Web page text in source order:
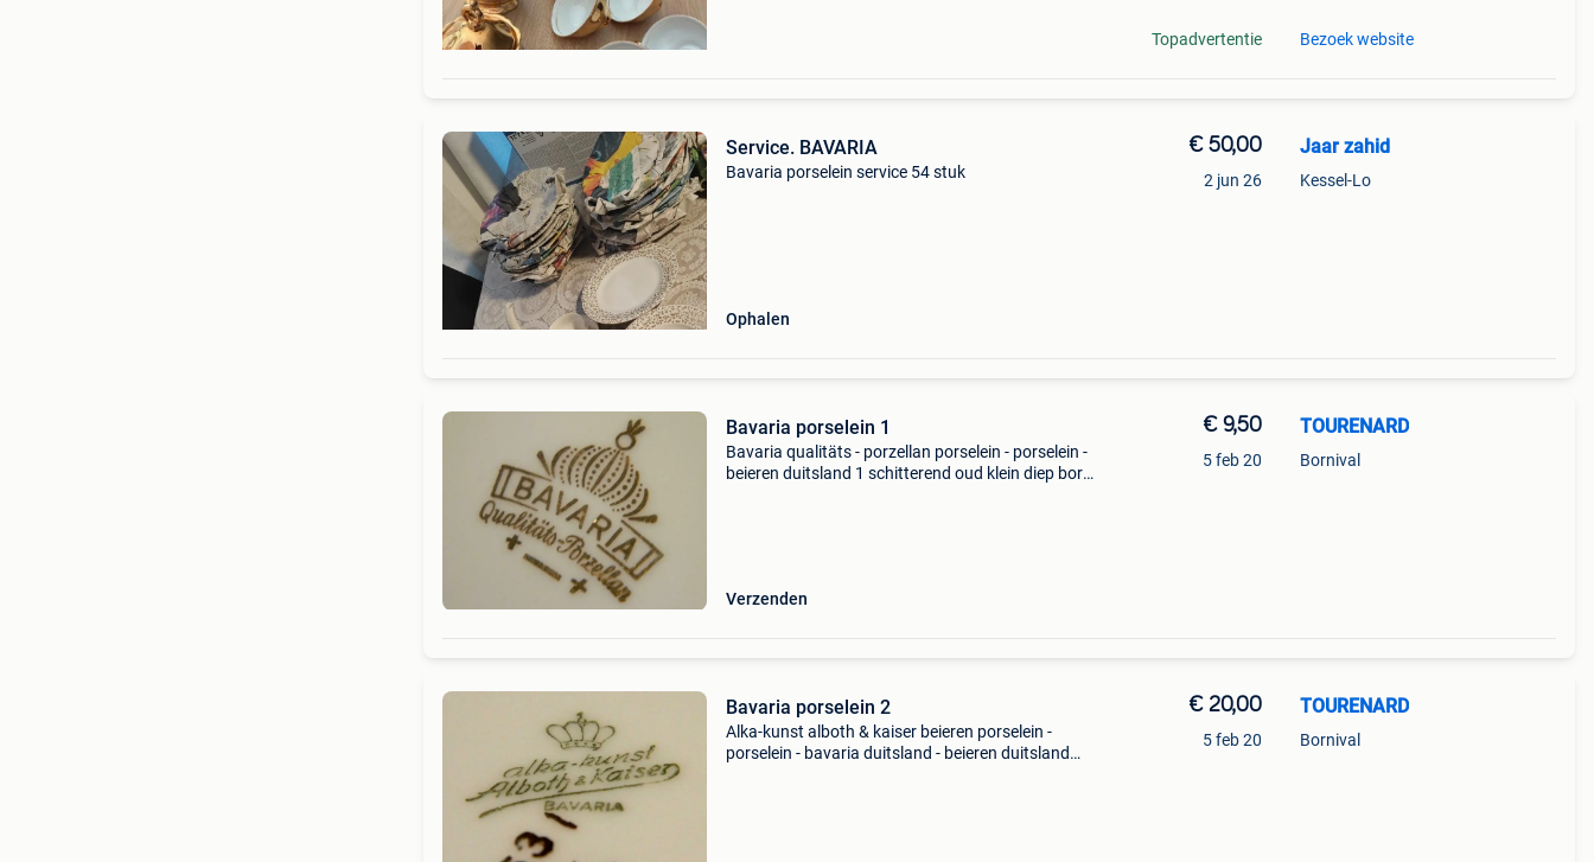
Topadvertentie Bezoek website
Service. BAVARIA
Bavaria porselein service 54 stuk
Ophalen
€ 50,00
2 jun 26
Jaar zahid
Kessel-Lo
Bavaria porselein 1
Bavaria qualitäts - porzellan porselein - porselein -
beieren duitsland 1 schitterend oud klein diep bord -
Verzenden
€ 9,50
5 feb 20
TOURENARD
Bornival
Bavaria porselein 2
Alka-kunst alboth & kaiser beieren porselein -
porselein - bavaria duitsland - beieren duitsland
€ 20,00
5 feb 20
TOURENARD
Bornival